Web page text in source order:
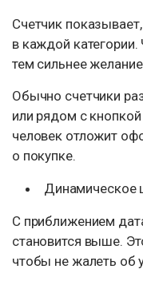
Счетчик
в каждой
тем сильнее желание
Обычно счетчики
или рядом с
человек отложит
о покупке.
Динамическое
С приближением
становится выше.
чтобы не жалеть об